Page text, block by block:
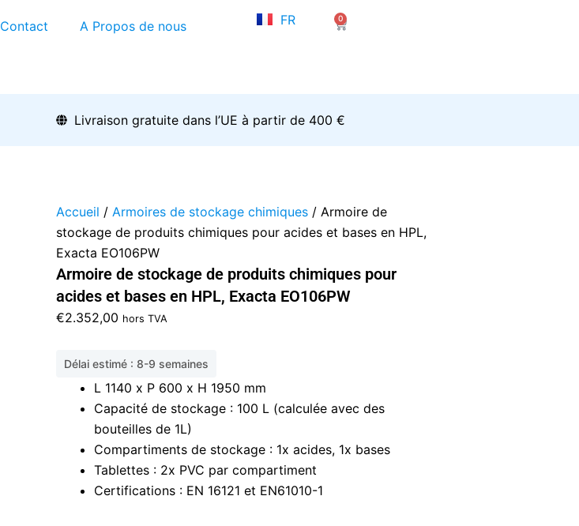
Contact A Propos de nous FR
EN
0
Panier
Livraison gratuite dans l’UE à partir de 400 €
Accueil / Armoires de stockage chimiques / Armoire de
stockage de produits chimiques pour acides et bases en HPL,
Exacta EO106PW
Armoire de stockage de produits chimiques pour
acides et bases en HPL, Exacta EO106PW
€2.352,00 hors TVA
Délai estimé : 8-9 semaines
L 1140 x P 600 x H 1950 mm
Capacité de stockage : 100 L (calculée avec des
bouteilles de 1L)
Compartiments de stockage : 1x acides, 1x bases
Tablettes : 2x PVC par compartiment
Certifications : EN 16121 et EN61010-1